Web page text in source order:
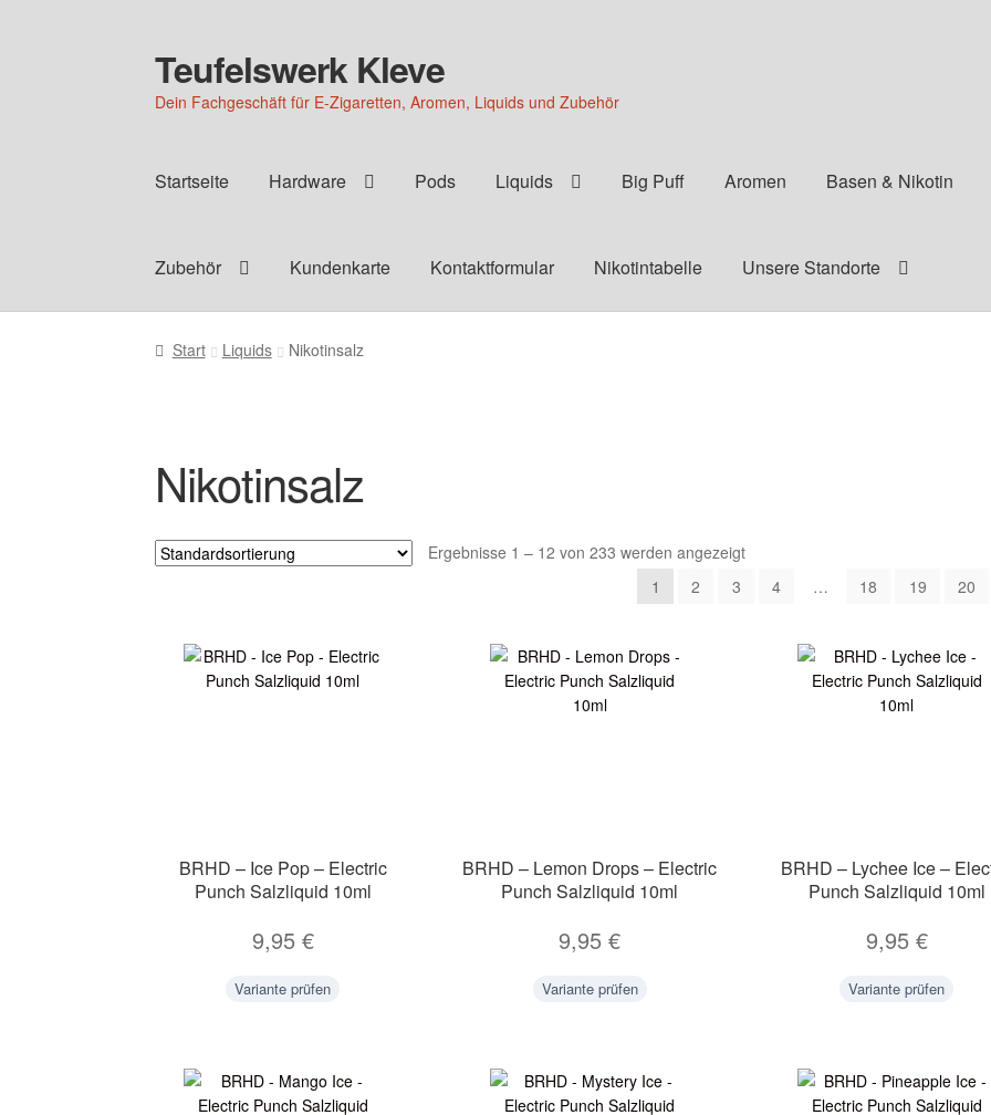
Zur
Navigation
springen
Zum
Inhalt
springen
Teufelswerk Kleve
Dein Fachgeschäft für E-Zigaretten, Aromen, Liquids und Zubehör
Startseite Hardware Pods Liquids Big Puff Aromen Basen & Nikotin
Zubehör Kundenkarte Kontaktformular Nikotintabelle Unsere Standorte
Start Liquids Nikotinsalz
Nikotinsalz
Ergebnisse 1 – 12 von 233 werden angezeigt
1
2 3 4 … 18 19 20
BRHD – Ice Pop – Electric
Punch Salzliquid 10ml
9,95 €
Variante prüfen
BRHD – Lemon Drops – Electric
Punch Salzliquid 10ml
9,95€
Variante prüfen
BRHD – Lychee Ice –
Punch Salzliquid 10ml
9,95 €
Variante prüfen